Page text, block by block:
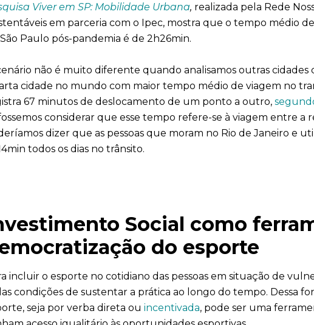
Viver em SP: Mobilidade Urbana, realizada pela Rede
em parceria com o Ipec, mostra que o tempo médio
Paulo pós-pandemia é de 2h26min.
não é muito diferente quando analisamos outras cidades
cidade no mundo com maior tempo médio de viagem no
67 minutos de deslocamento de um ponto a outro,
considerar que esse tempo refere-se à viagem entre a
dizer que as pessoas que moram no Rio de Janeiro e
todos os dias no trânsito.
Social como
do esporte
incluir o esporte no cotidiano das pessoas em situação de
condições de sustentar a prática ao longo do tempo. Dessa
seja por verba direta ou incentivada, pode ser uma